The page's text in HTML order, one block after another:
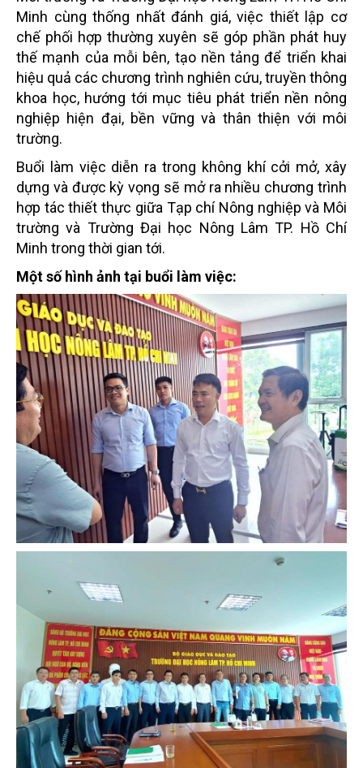
Minh cùng thống nhất đánh giá, việc thiết lập cơ
chế phối hợp thường xuyên sẽ góp phần phát huy
thế mạnh của mỗi bên, tạo nền tảng để triển khai
hiệu quả các chương trình nghiên cứu, truyền thông
khoa học, hướng tới mục tiêu phát triển nền nông
nghiệp hiện đại, bền vững và thân thiện với môi
trường.
Buổi làm việc diễn ra trong không khí cởi mở, xây
dựng và được kỳ vọng sẽ mở ra nhiều chương trình
hợp tác thiết thực giữa Tạp chí Nông nghiệp và Môi
trường và Trường Đại học Nông Lâm TP. Hồ Chí
Minh trong thời gian tới.
Một số hình ảnh tại buổi làm việc: